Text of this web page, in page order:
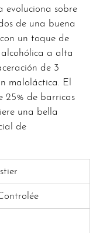
evoluciona sobre
de una buena
un toque de
a alta
de 3
maloláctica. El
25% de barricas
una bella
de